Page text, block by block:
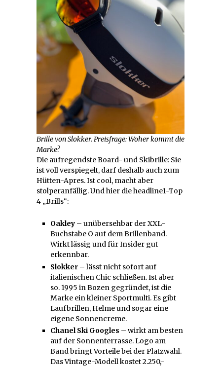
Brille von Slokker. Preisfrage: Woher kommt die
Marke?
Die aufregendste Board- und Skibrille: Sie
ist voll verspiegelt, darf deshalb auch zum
Hütten-Apres. Ist cool, macht aber
stolperanfällig. Und hier die headline1-Top
4 „Brills“:
Oakley – unübersehbar der XXL-
Buchstabe O auf dem Brillenband.
Wirkt lässig und für Insider gut
erkennbar.
Slokker – lässt nicht sofort auf
italienischen Chic schließen. Ist aber
so. 1995 in Bozen gegründet, ist die
Marke ein kleiner Sportmulti. Es gibt
Laufbrillen, Helme und sogar eine
eigene Sonnencreme.
Chanel Ski Googles – wirkt am besten
auf der Sonnenterrasse. Logo am
Band bringt Vorteile bei der Platzwahl.
Das Vintage-Modell kostet 2.250,-